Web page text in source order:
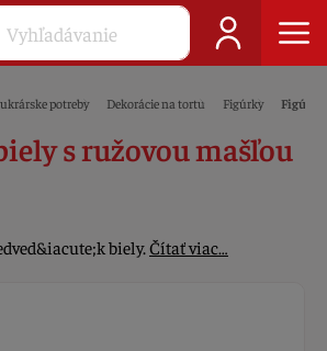
potreby Dekorácie na tortu Figúrky
s ružovou mašľou
biely.Čítať viac…